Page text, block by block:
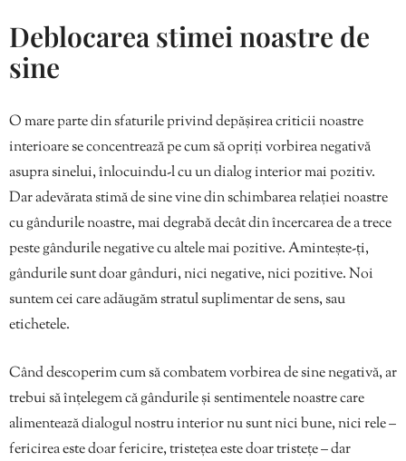
Deblocarea stimei noastre de
sine
O mare parte din sfaturile privind depășirea criticii noastre
interioare se concentrează pe cum să opriți vorbirea negativă
asupra sinelui, înlocuindu-l cu un dialog interior mai pozitiv.
Dar adevărata stimă de sine vine din schimbarea relației noastre
cu gândurile noastre, mai degrabă decât din încercarea de a trece
peste gândurile negative cu altele mai pozitive. Amintește-ți,
gândurile sunt doar gânduri, nici negative, nici pozitive. Noi
suntem cei care adăugăm stratul suplimentar de sens, sau
etichetele.
Când descoperim cum să combatem vorbirea de sine negativă, ar
trebui să înțelegem că gândurile și sentimentele noastre care
alimentează dialogul nostru interior nu sunt nici bune, nici rele –
fericirea este doar fericire, tristețea este doar tristețe – dar